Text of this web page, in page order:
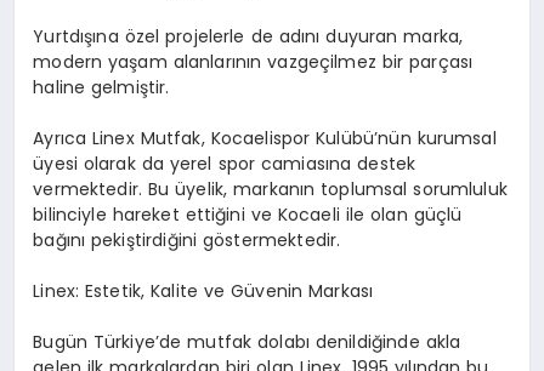
Yurtdışına özel projelerle de adını duyuran marka,
modern yaşam alanlarının vazgeçilmez bir parçası
haline gelmiştir.
Ayrıca Linex Mutfak, Kocaelispor Kulübü’nün kurumsal
üyesi olarak da yerel spor camiasına destek
vermektedir. Bu üyelik, markanın toplumsal sorumluluk
bilinciyle hareket ettiğini ve Kocaeli ile olan güçlü
bağını pekiştirdiğini göstermektedir.
Linex: Estetik, Kalite ve Güvenin Markası
Bugün Türkiye’de mutfak dolabı denildiğinde akla